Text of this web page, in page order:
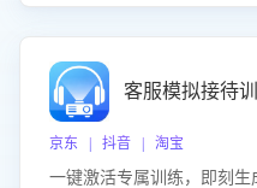
客服模拟接待
京东 | 抖音 | 淘宝
一键激活专属训练，即刻